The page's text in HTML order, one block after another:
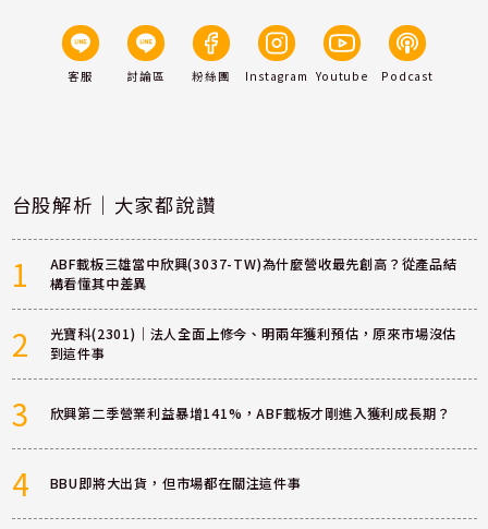
客服 討論區 粉絲團 Instagram Youtube Podcast
台股解析｜大家都說讚
1
ABF載板三雄當中欣興(3037-TW)為什麼營收最先創高？從產品結
構看懂其中差異
2
光寶科(2301)｜法人全面上修今、明兩年獲利預估，原來市場沒估
到這件事
3 欣興第二季營業利益暴增141%，ABF載板才剛進入獲利成長期？
4 BBU即將大出貨，但市場都在關注這件事